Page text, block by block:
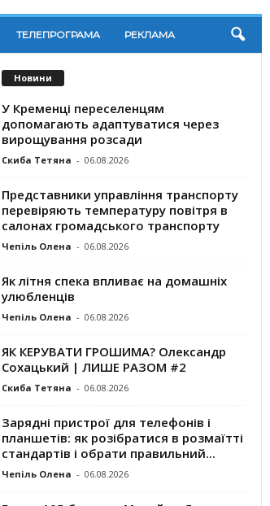
ТЕЛЕПРОГРАМА РЕКЛАМА
Новини
У Кременці переселенцям
допомагають адаптуватися через
вирощування розсади
Скиба Тетяна - 06.08.2026
Представники управління транспорту
перевіряють температуру повітря в
салонах громадського транспорту
Чепіль Олена - 06.08.2026
Як літня спека впливає на домашніх
улюбленців
Чепіль Олена - 06.08.2026
ЯК КЕРУВАТИ ГРОШИМА? Олександр
Сохацький | ЛИШЕ РАЗОМ #2
Скиба Тетяна - 06.08.2026
Зарядні пристрої для телефонів і
планшетів: як розібратися в розмаїтті
стандартів і обрати правильний...
Чепіль Олена - 06.08.2026